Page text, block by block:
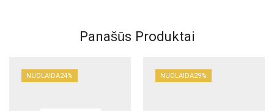
Panašūs Produktai
NUOLAIDA24% NUOLAIDA29%